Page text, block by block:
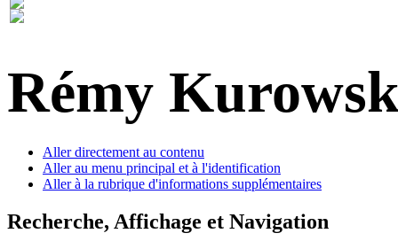
Rémy
Aller directement au contenu
Aller au menu principal et à l'identification
Aller à la rubrique d'informations supplémentaires
Recherche, Affichage et Navigation